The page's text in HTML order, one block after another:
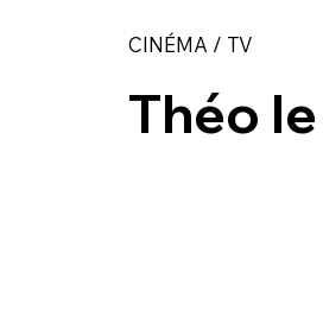
CINÉMA / TV
Théo